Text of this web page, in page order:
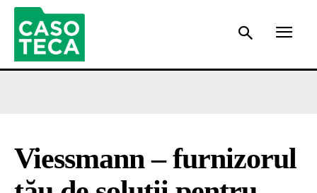
Viessmann – furnizorul